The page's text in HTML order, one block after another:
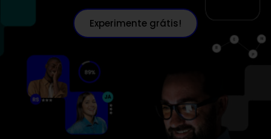
Experimente grátis!